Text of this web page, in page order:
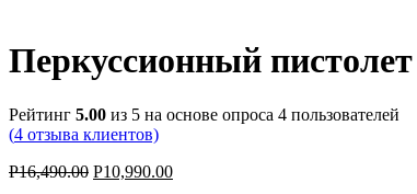
Перкуссионный
Рейтинг 5.00 из 5 на основе опроса 4 пользователей
(4 отзыва клиентов)
Р16,490.00 Р10,990.00